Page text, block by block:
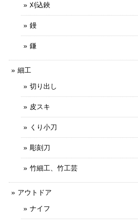
刈込鋏
鏝
鎌
細工
切り出し
皮スキ
くり小刀
彫刻刀
竹細工、竹工芸
アウトドア
ナイフ